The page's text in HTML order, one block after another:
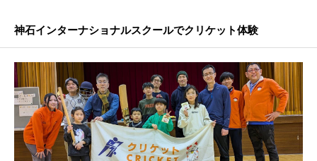
神石インターナショナルスクールでクリケット体験